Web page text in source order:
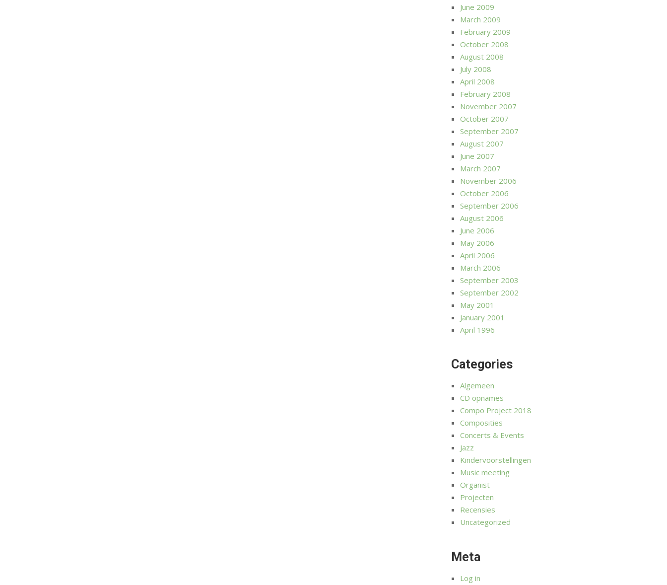
June 2009
March 2009
February 2009
October 2008
August 2008
July 2008
April 2008
February 2008
November 2007
October 2007
September 2007
August 2007
June 2007
March 2007
November 2006
October 2006
September 2006
August 2006
June 2006
May 2006
April 2006
March 2006
September 2003
September 2002
May 2001
January 2001
April 1996
Categories
Algemeen
CD opnames
Compo Project 2018
Composities
Concerts & Events
Jazz
Kindervoorstellingen
Music meeting
Organist
Projecten
Recensies
Uncategorized
Meta
Log in